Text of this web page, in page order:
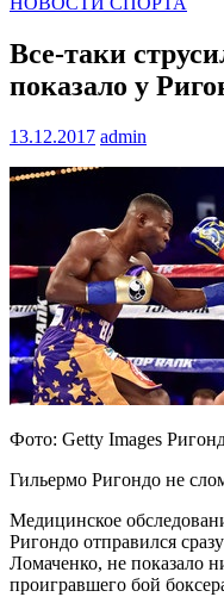
Все-таки
показало у
13.12.2017 admin
Фото: Getty Images
Гильермо Ригондо не
Медицинское
Ригондо отправился
Ломаченко, не показало
проигравшего бой